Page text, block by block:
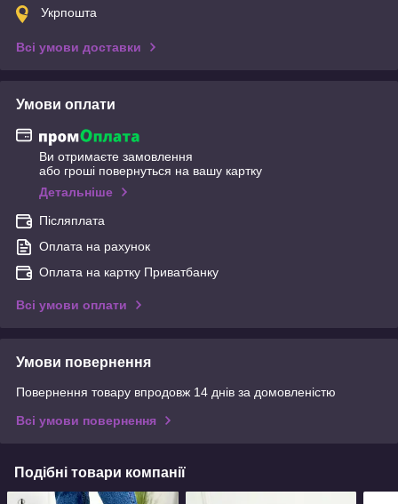
Укрпошта
Всі умови доставки
Умови оплати
Ви отримаєте замовлення
або гроші повернуться на вашу картку
Детальніше
Післяплата
Оплата на рахунок
Оплата на картку Приватбанку
Всі умови оплати
Умови повернення
Повернення товару впродовж 14 днів за домовленістю
Всі умови повернення
Подібні товари компанії